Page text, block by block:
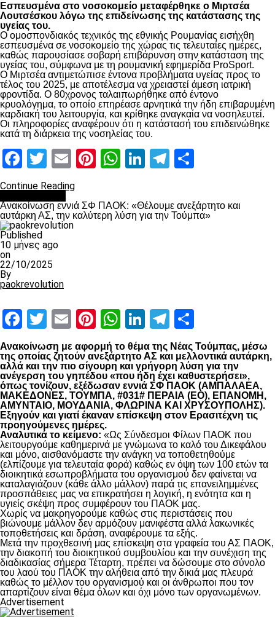
Εσπευσμένα στο νοσοκομείο μεταφέρθηκε ο Μιρτσέα
Λουτσέσκου λόγω της επιδείνωσης της κατάστασης της
υγείας του.
Ο ομοσπονδιακός τεχνικός της εθνικής Ρουμανίας εισήχθη
εσπευσμένα σε νοσοκομείο της χώρας τις τελευταίες ημέρες,
καθώς παρουσίασε σοβαρή επιβάρυνση στην κατάσταση της
υγείας του, σύμφωνα με τη ρουμανική εφημερίδα ProSport.
Ο Μιρτσέα αντιμετώπισε έντονα προβλήματα υγείας προς το
τέλος του 2025, με αποτέλεσμα να χρειαστεί άμεση ιατρική
φροντίδα. Ο 80χρονος ταλαιπωρήθηκε από έντονο
κρυολόγημα, το οποίο επηρέασε αρνητικά την ήδη επιβαρυμένη
καρδιακή του λειτουργία, και κρίθηκε αναγκαία να νοσηλευτεί.
Οι πληροφορίες αναφέρουν ότι η κατάστασή του επιδεινώθηκε
κατά τη διάρκεια της νοσηλείας του.
Facebook
Twitter
EmailPinterest
WhatsApp
LinkedIn
Telegram
Continue Reading
Ανακοίνωση εννιά ΣΦ ΠΑΟΚ: «Θέλουμε ανεξάρτητο και
αυτάρκη ΑΣ, την καλύτερη λύση για την Τούμπα»
Published
10 μήνες ago
on
22/10/2025
By
paokrevolution
Facebook
Twitter
EmailPinterest
WhatsApp
LinkedIn
Telegram
Ανακοίνωση με αφορμή το θέμα της Νέας Τούμπας, μέσω
της οποίας ζητούν ανεξάρτητο ΑΣ και μελλοντικά αυτάρκη,
αλλά και την πιο σίγουρη και γρήγορη λύση για την
ανέγερση του γηπέδου «που ήδη έχει καθυστερήσει»,
όπως τονίζουν, εξέδωσαν εννιά ΣΦ ΠΑΟΚ (ΑΜΠΑΛΑΕΑ,
ΜΑΚΕΔΟΝΕΣ, ΤΟΥΜΠΑ, #031# ΠΕΡΑΙΑ (ΕΟ), ΕΠΑΝΟΜΗ,
ΑΜΥΝΤΑΙΟ, ΜΟΥΔΑΝΙΑ, ΦΛΩΡΙΝΑ ΚΑΙ ΧΡΥΣΟΥΠΟΛΗΣ).
Εξηγούν και γιατί έκαναν επίσκεψη στον Ερασιτέχνη τις
προηγούμενες ημέρες.
Αναλυτικά το κείμενο: «Ως Σύνδεσμοι Φίλων ΠΑΟΚ που
λειτουργούμε καθημερινά με γνώμωνα το καλό του Δικεφάλου
και μόνο, αισθανόμαστε την ανάγκη να τοποθετηθούμε
(ελπίζουμε για τελευταία φορά) καθώς εν όψη των 100 ετών τα
διοικητικά εσωπροβλήματα του οργανισμού δεν φαίνεται να
καταλαγιάζουν (κάθε άλλο μάλλον) παρά τις επανειλημμένες
προσπάθειες μας να επικρατήσει η λογική, η ενότητα και η
υγιείς σκέψη προς συμφέρουν του ΠΑΟΚ μας.
Χωρίς να μακρηγορούμε καθώς στις περιστάσεις που
βιώνουμε μάλλον δεν αρμόζουν μανιφέστα αλλά λακωνικές
τοποθετήσεις και δράση, αναφέρουμε τα εξής.
Μετά την προχθεσινή μας επίσκεψη στα γραφεία του ΑΣ ΠΑΟΚ,
την διακοπή του διοικητικού συμβουλίου και την συνέχιση της
διαδικασίας σήμερα Τέταρτη, πρέπει να δώσουμε στο σύνολο
του λαού του ΠΑΟΚ την αλήθεια από την δικιά μας πλευρά
καθώς το μέλλον του οργανισμού και οι άνθρωποι που τον
απαρτίζουν είναι θέμα όλων και όχι μόνο των οργανωμένων.
Advertisement